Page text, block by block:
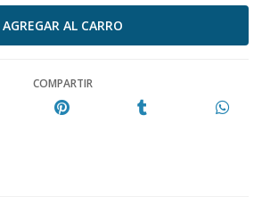
COMPARTIR